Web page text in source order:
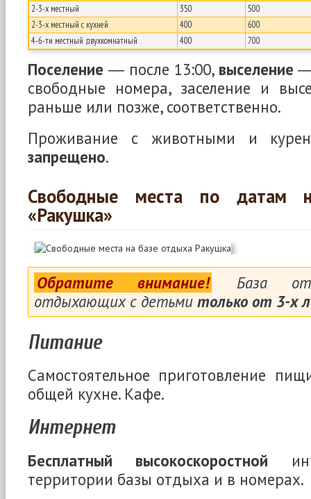
2-3-х местный
350
500
2-3-х местный с кухней
400
600
4-6-ти местный двухкомнатный
400 700
Поселение ― после 13:00, выселение ―
свободные номера, заселение и
раньше или позже, соответственно.
Проживание с животными и
запрещено.
Свободные места по датам
«Ракушка»
Обратите внимание!
База
отдыхающих с детьми только от 3-х
Питание
Самостоятельное приготовление
общей кухне. Кафе.
Интернет
Бесплатный высокоскоростной
территории базы отдыха и в номерах.